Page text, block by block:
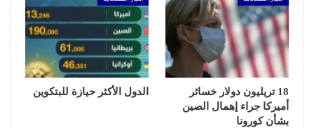
18 تريليون دولار خسائر
أميركا جراء إهمال الصين
بشأن كورونا
الدول الأكثر حيازة للبتكوين